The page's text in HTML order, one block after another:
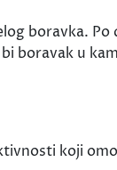
boravka. Po
boravak u
koji